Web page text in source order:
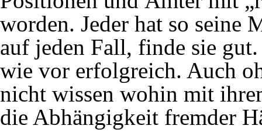
worden. Jeder hat so seine
auf jeden Fall, finde sie
wie vor erfolgreich. Auch
nicht wissen wohin mit
die Abhängigkeit fremder